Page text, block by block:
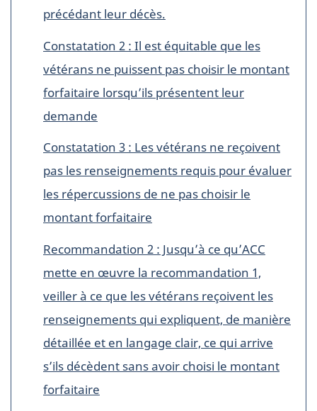
précédant leur décès.
Constatation 2 : Il est équitable que les
vétérans ne puissent pas choisir le montant
forfaitaire lorsqu’ils présentent leur
demande
Constatation 3 : Les vétérans ne reçoivent
pas les renseignements requis pour évaluer
les répercussions de ne pas choisir le
montant forfaitaire
Recommandation 2 : Jusqu’à ce qu’ACC
mette en œuvre la recommandation 1,
veiller à ce que les vétérans reçoivent les
renseignements qui expliquent, de manière
détaillée et en langage clair, ce qui arrive
s’ils décèdent sans avoir choisi le montant
forfaitaire